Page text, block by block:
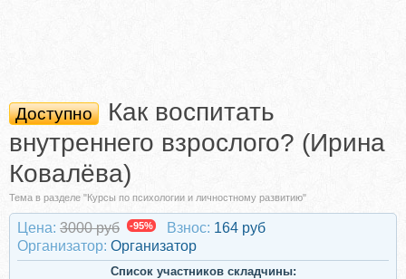
Доступно
Как воспитать
внутреннего взрослого? (Ирина
Ковалёва)
Тема в разделе "Курсы по психологии и личностному развитию"
Цена: 3000 руб -95% Взнос: 164 руб
Организатор: Организатор
Список участников складчины: